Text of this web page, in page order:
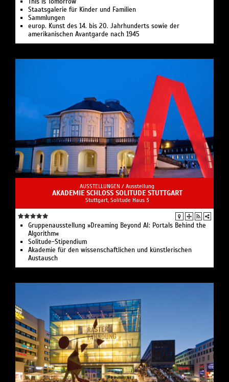
–, und beleuchtet dabei kritisch die in diesen
Technologien verankerten Machtstrukturen, wie
koloniale Hinterlassenschaften, Rohstoffraubbau und
Voreingenommenheit.
Öffnungszeiten:
(Bild: »Watering the Somatic Oasis« by Hiba Ali; Photo:
Maïscha Souaga)
This is Tomorrow
Staatsgalerie für Kinder und Familien
Sammlungen
europ. Kunst des 14. bis 20. Jahrhunderts sowie der
amerikanischen Avantgarde nach 1945
AUSSTELLUNGEN / Ausstellung
AKADEMIE SCHLOSS SOLITUDE STUTTGART
Stuttgart, Solitude Haus 3
Gruppenausstellung »Dreaming Beyond AI: Portals Behind the
Algorithm«
Solitude-Stipendium
Akademie für den wissenschaftlichen und künstlerischen
Austausch